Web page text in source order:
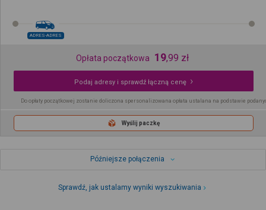
ADRES-ADRES
Opłata początkowa 19,99 zł
Podaj adresy i sprawdź łączną cenę
Do opłaty początkowej zostanie doliczona spersonalizowana opłata ustalana na podstawie
Wyślij paczkę
Późniejsze połączenia
Sprawdź, jak ustalamy wyniki wyszukiwania